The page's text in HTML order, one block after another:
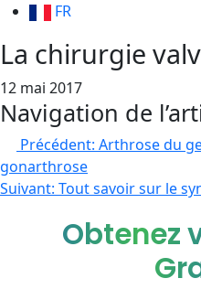
FR
La chirurgie
12 mai 2017
Navigation de
Précédent: Arthrose du
gonarthrose
Suivant: Tout savoir sur le
Obtenez